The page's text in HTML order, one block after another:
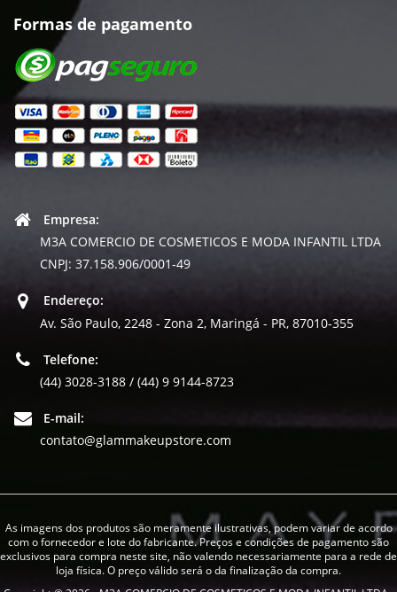
Formas de pagamento
Empresa:
M3A COMERCIO DE COSMETICOS E MODA INFANTIL LTDA
CNPJ: 37.158.906/0001-49
Endereço:
Av. São Paulo, 2248 - Zona 2, Maringá - PR, 87010-355
Telefone:
(44) 3028-3188 / (44) 9 9144-8723
E-mail:
contato@glammakeupstore.com
As imagens dos produtos são meramente ilustrativas, podem variar de acordo
com o fornecedor e lote do fabricante. Preços e condições de pagamento são
exclusivos para compra neste site, não valendo necessariamente para a rede de
loja física. O preço válido será o da finalização da compra.